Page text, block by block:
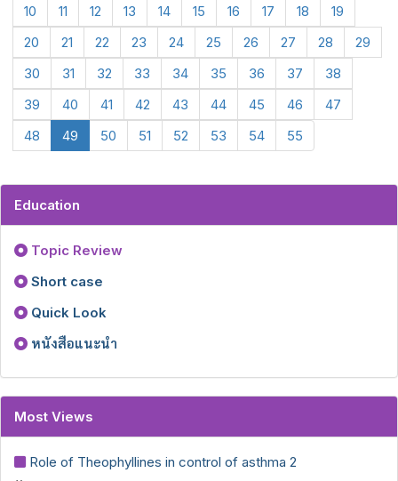
10
11 12 13 14 15 16 17 18
19
20
21 22 23 24 25 26 27 28
29
30
31 32 33 34 35 36 37
38
39
40 41 42 43 44 45 46
47
48
49 50 51 52 53 54 55
Education
Topic Review
Short case
Quick Look
หนังสือแนะนำ
Most Views
Role of Theophyllines in control of asthma 2